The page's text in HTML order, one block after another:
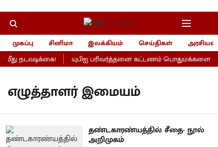
முகப்பு சினிமா இலக்கியம் செய்திகள்
அரசியல்
நடவடிக்கை!
யுபிஐ பரிவர்த்தனை கட்டணம் பொதுமக்களைப்
எழுத்தாளர் இமையம்
தண்டகாரண்யத்தில் சீதை- நூல்
அறிமுகம்